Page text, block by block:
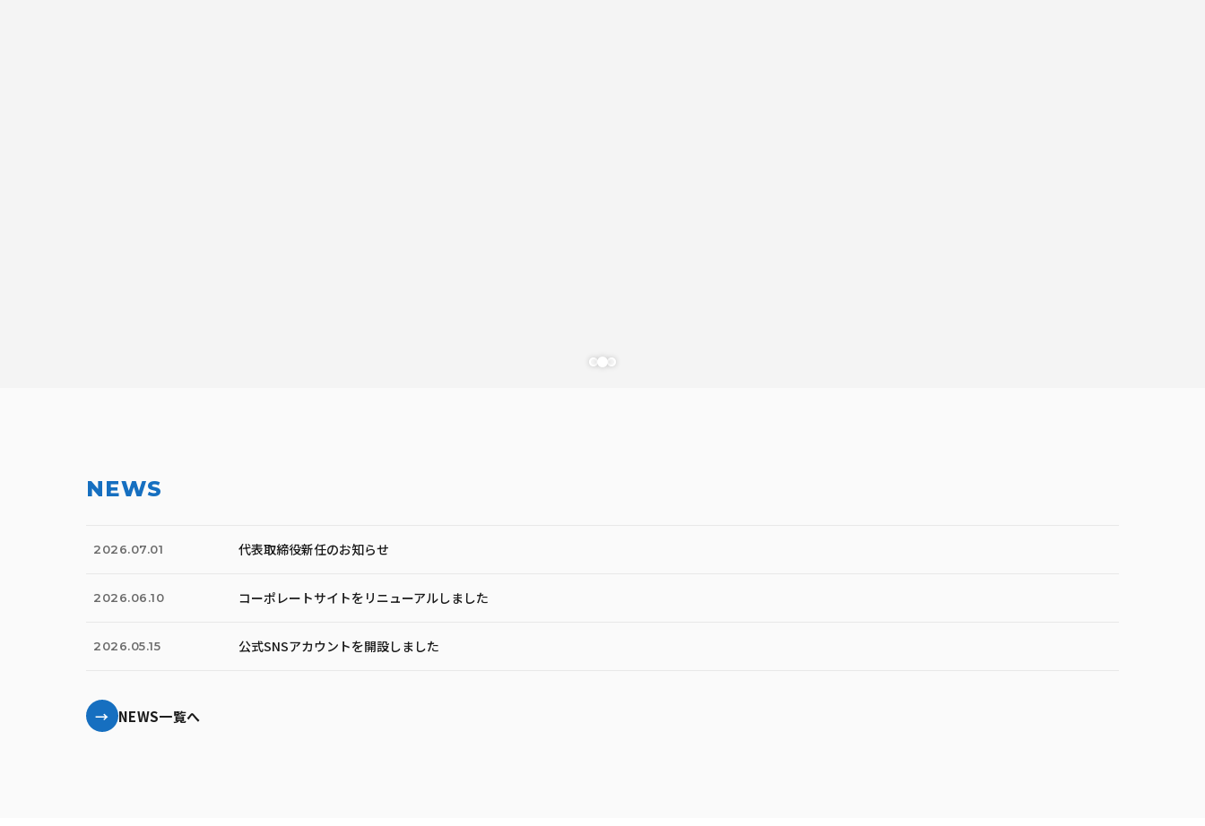
NEWS
2026.07.01 代表取締役新任のお知らせ
2026.06.10 コーポレートサイトをリニューアルしました
2026.05.15 公式SNSアカウントを開設しました
NEWS一覧へ